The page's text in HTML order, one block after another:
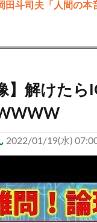
田斗司夫「人間の
】解けた
2022/01/19(水)